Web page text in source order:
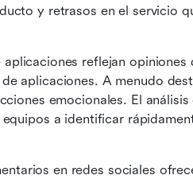
y retrasos en el servicio
aplicaciones reflejan
aplicaciones. A menudo
emocionales. El
a identificar
en redes sociales